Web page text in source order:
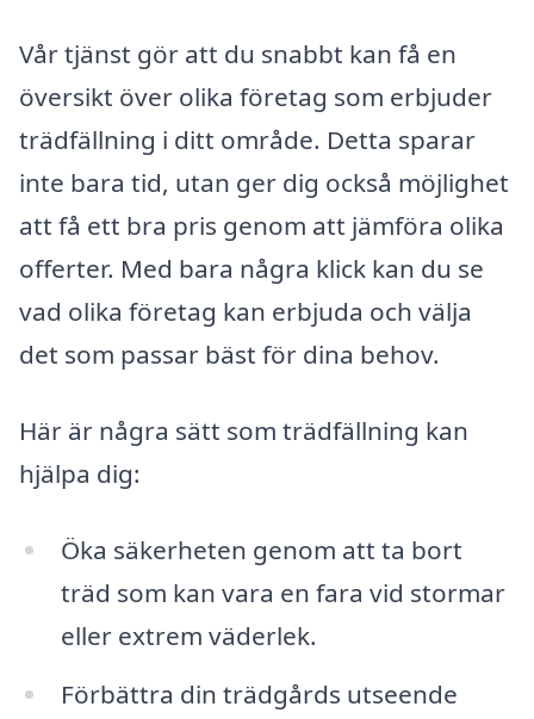
Vår tjänst gör att du snabbt kan få en
översikt över olika företag som erbjuder
trädfällning i ditt område. Detta sparar
inte bara tid, utan ger dig också möjlighet
att få ett bra pris genom att jämföra olika
offerter. Med bara några klick kan du se
vad olika företag kan erbjuda och välja
det som passar bäst för dina behov.
Här är några sätt som trädfällning kan
hjälpa dig:
Öka säkerheten genom att ta bort
träd som kan vara en fara vid stormar
eller extrem väderlek.
Förbättra din trädgårds utseende